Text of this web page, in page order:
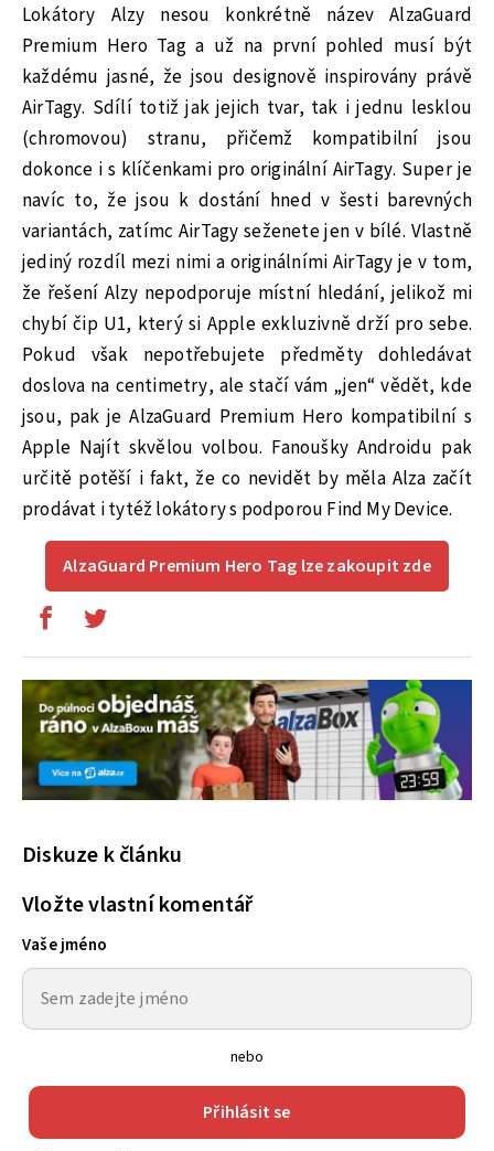
Lokátory Alzy nesou konkrétně název AlzaGuard
Premium Hero Tag a už na první pohled musí být
každému jasné, že jsou designově inspirovány právě
AirTagy. Sdílí totiž jak jejich tvar, tak i jednu lesklou
(chromovou) stranu, přičemž kompatibilní jsou
dokonce i s klíčenkami pro originální AirTagy. Super je
navíc to, že jsou k dostání hned v šesti barevných
variantách, zatímc AirTagy seženete jen v bílé. Vlastně
jediný rozdíl mezi nimi a originálními AirTagy je v tom,
že řešení Alzy nepodporuje místní hledání, jelikož mi
chybí čip U1, který si Apple exkluzivně drží pro sebe.
Pokud však nepotřebujete předměty dohledávat
doslova na centimetry, ale stačí vám „jen“ vědět, kde
jsou, pak je AlzaGuard Premium Hero kompatibilní s
Apple Najít skvělou volbou. Fanoušky Androidu pak
určitě potěší i fakt, že co nevidět by měla Alza začít
prodávat i tytéž lokátory s podporou Find My Device.
AlzaGuard Premium Hero Tag lze zakoupit zde
Diskuze k článku
Vložte vlastní komentář
Vaše jméno
nebo
Přihlásit se